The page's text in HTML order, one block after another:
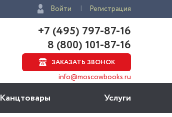
Войти Регистрация
+7 (495) 797-87-16
8 (800) 101-87-16
ЗАКАЗАТЬ ЗВОНОК
info@moscowbooks.ru
Канцтовары Услуги